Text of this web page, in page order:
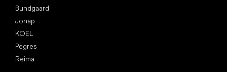
Bundgaard
Jonap
KOEL
Pegres
Reima